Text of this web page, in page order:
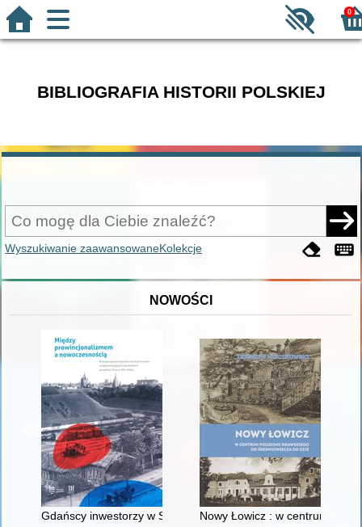
0
BIBLIOGRAFIA HISTORII POLSKIEJ
Wyszukiwanie zaawansowaneKolekcje
NOWOŚCI
Gdańscy inwestorzy w Sopocie : prestiż finansowy i
Nowy Łowicz : w centrum